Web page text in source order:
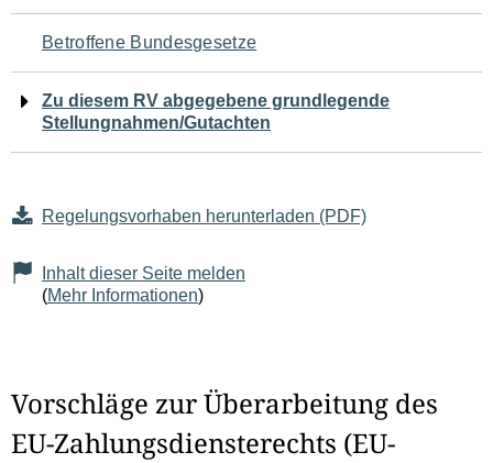
Betroffene Bundesgesetze
Zu diesem RV abgegebene grundlegende
Stellungnahmen/Gutachten
Regelungsvorhaben herunterladen (PDF)
Inhalt dieser Seite melden
(Mehr Informationen)
Vorschläge zur Überarbeitung des
EU-Zahlungsdiensterechts (EU-